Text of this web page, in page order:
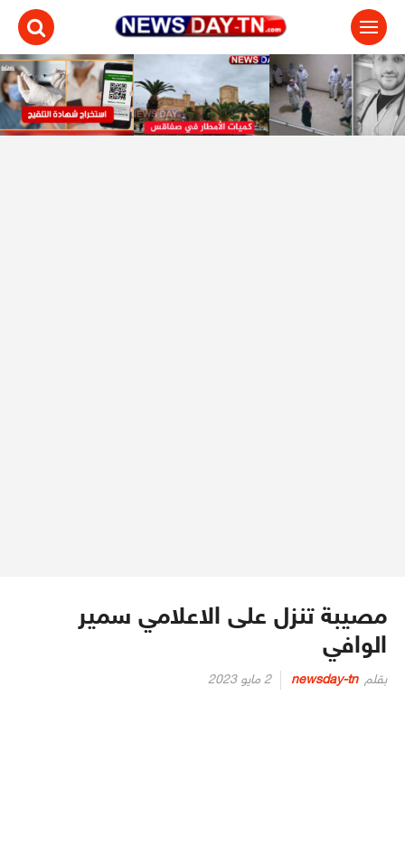
مصيبة تنزل على الاعلامي سمير
الوافي
بقلم newsday-tn
Posted
2 مايو 2023